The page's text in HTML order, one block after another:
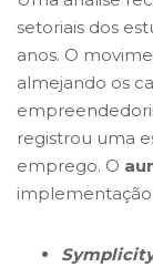
setoriais dos
anos. O
almejando os
registrou uma
emprego. O
implementação